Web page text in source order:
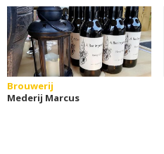
Brouwerij
Mederij Marcus